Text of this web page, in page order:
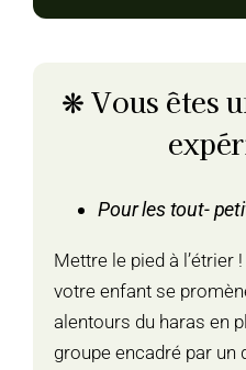
❋ Vous êtes
Pour les tout-
Mettre le pied à l’étrier
votre enfant se
alentours du haras en
groupe encadré par un